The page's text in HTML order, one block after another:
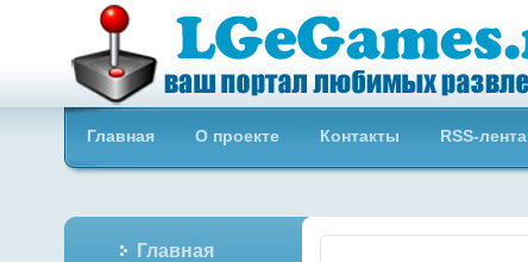
Бесплатные онлайн игры
Главная О проекте Контакты RSS-лента
Главная